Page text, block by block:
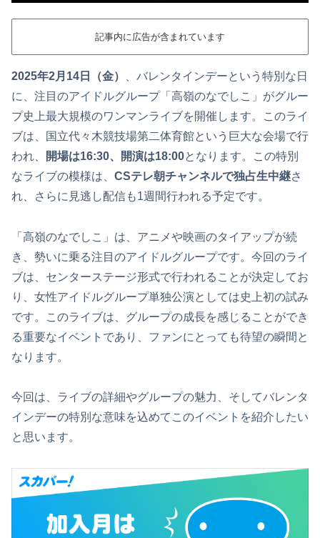
記事内に広告が含まれています
2025年2月14日（金）
、バレンタインデーという特別な日
に、注目のアイドルグループ「高嶺のなでしこ」がグルー
プ史上最大規模のワンマンライブを開催します。このライ
ブは、国立代々木競技場第二体育館という巨大な会場で行
われ、
開場は16:30、開演は18:00となります。この特別
なライブの模様は、 CSテレ朝チャンネルで独占生中継さ
れ、さらに見逃し配信も1週間行われる予定です。
「高嶺のなでしこ」は、アニメや映画のタイアップが続
き、勢いに乗る注目のアイドルグループです。今回のライ
ブは、センターステージ形式で行われることが決定してお
り、女性アイドルグループ単独公演としては史上初の試み
です。このライブは、グループの成長を感じることができ
る重要なイベントであり、ファンにとっても待望の瞬間と
なります。
今回は、ライブの詳細やグループの魅力、そしてバレンタ
インデーの特別な意味を込めてこのイベントを紹介したい
と思います。